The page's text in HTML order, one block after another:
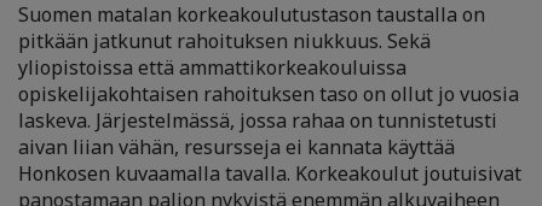
Suomen matalan korkeakoulutustason taustalla on
pitkään jatkunut rahoituksen niukkuus. Sekä
yliopistoissa että ammattikorkeakouluissa
opiskelijakohtaisen rahoituksen taso on ollut jo vuosia
laskeva. Järjestelmässä, jossa rahaa on tunnistetusti
aivan liian vähän, resursseja ei kannata käyttää
Honkosen kuvaamalla tavalla. Korkeakoulut joutuisivat
panostamaan paljon nykyistä enemmän alkuvaiheen